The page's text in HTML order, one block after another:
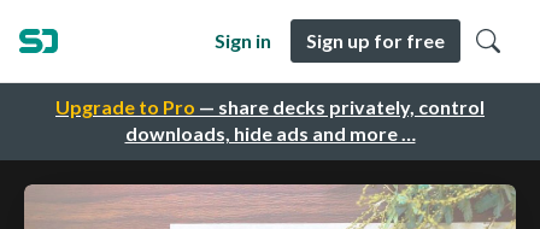
Upgrade to Pro — share decks privately, control
downloads, hide ads and more …
Sign in Sign up for free